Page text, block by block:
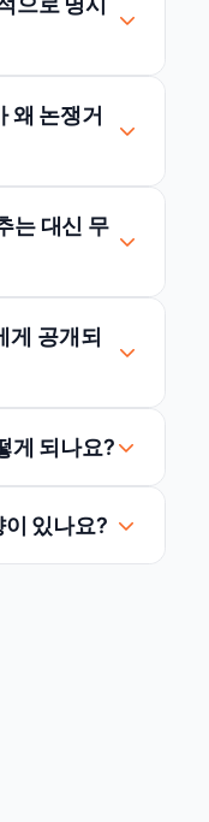
왜 논쟁거
는 대신 무
게 공개되
게 되나요?
이 있나요?